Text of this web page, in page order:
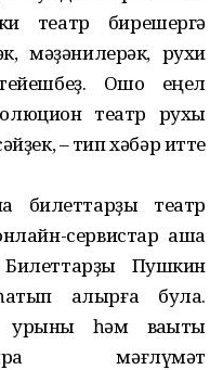
театр бирешергә
мәҙәнилерәк, рухи
Ошо еңел
театр рухы
– тип хәбәр итте
билеттарҙы театр
сервистар аша
Пушкин
алырға була.
урыны һәм ваҡыты
мәғлүмәт